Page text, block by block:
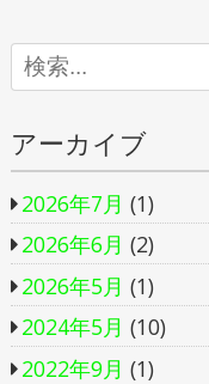
アーカイブ
2026年7月 (1)
2026年6月 (2)
2026年5月 (1)
2024年5月 (10)
2022年9月 (1)